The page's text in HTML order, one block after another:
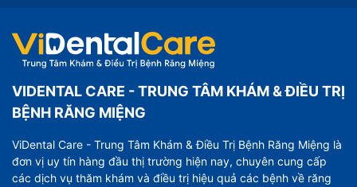
VIDENTAL CARE - TRUNG TÂM KHÁM & ĐIỀU TRỊ
BỆNH RĂNG MIỆNG
ViDental Care - Trung Tâm Khám & Điều Trị Bệnh Răng Miệng là
đơn vị uy tín hàng đầu thị trường hiện nay, chuyên cung cấp
các dịch vụ thăm khám và điều trị hiệu quả các bệnh về răng